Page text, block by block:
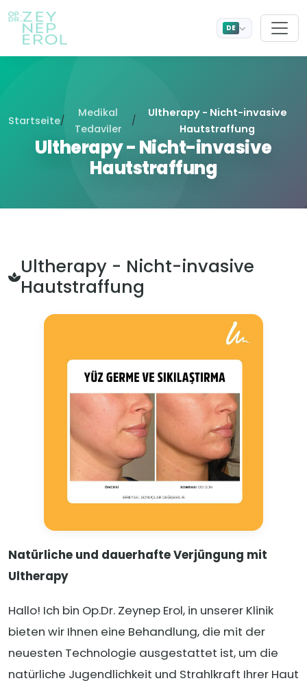
DE
Startseite/
Medikal
Tedaviler
/
Ultherapy - Nicht-invasive
Hautstraffung
Ultherapy - Nicht-invasive
Hautstraffung
Ultherapy - Nicht-invasive
Hautstraffung
Natürliche und dauerhafte Verjüngung mit
Ultherapy
Hallo! Ich bin Op.Dr. Zeynep Erol, in unserer Klinik
bieten wir Ihnen eine Behandlung, die mit der
neuesten Technologie ausgestattet ist, um die
natürliche Jugendlichkeit und Strahlkraft Ihrer Haut